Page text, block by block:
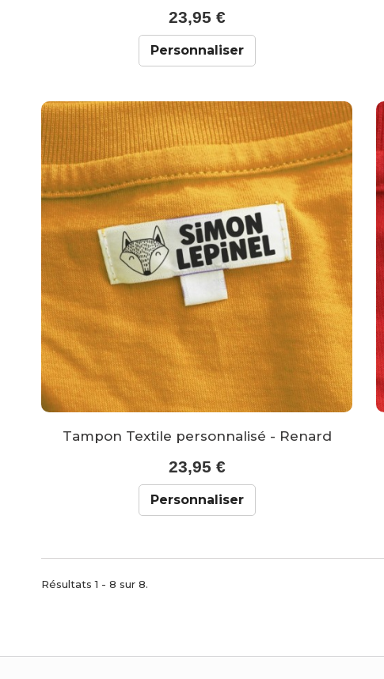
23,95 €
Personnaliser
Tampon Textile personnalisé - Renard
23,95 €
Personnaliser
Résultats 1 - 8 sur 8.